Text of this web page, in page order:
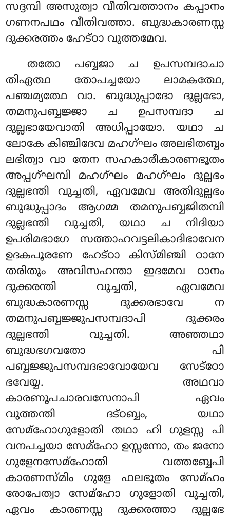
സദ്ദമ്പി അസുത്വാ വീതിവത്താനം കപ്പാനം
ഗണനപഥം വീതിവത്താ. ബുദ്ധകാരണസ്സ
ദുക്കരത്തം ഹേട്ഠാ വുത്തമേവ.
തതോ പബ്ബജാ ച ഉപസമ്പദാചാ
തിഏത്ഥ തോപച്ചയോ ലാമകത്ഥേ,
പഞ്ചമ്യത്ഥേ വാ. ബുദ്ധുപ്പാദോ ദുല്ലഭോ,
തമനുപബ്ബജ്ജാ ച ഉപസമ്പദാ ച
ദുല്ലഭായേവാതി അധിപ്പായോ. യഥാ ച
ലോകേ കിഞ്ചിദേവ മഹഗ്ഘം അലഭിതബ്ബം
ലഭിത്വാ വാ തേന സഹകാരീകാരണഭൂതം
അപ്പഗ്ഘമ്പി മഹഗ്ഘം മഹഗ്ഘം ദുല്ലഭം
ദുല്ലഭന്തി വുച്ചതി, ഏവമേവ അതിദുല്ലഭം
ബുദ്ധുപ്പാദം ആഗമ്മ തമനുപബ്ബജിതമ്പി
ദുല്ലഭന്തി വുച്ചതി, യഥാ ച നിദിയാ
ഉപരിമഭാഗേ സത്താഹവട്ടലികാദിഭാവേന
ഉദകപൂരണേ ഹേട്ഠാ കിസ്മിഞ്ചി ഠാനേ
തരിതും അവിസഹന്താ ഇദമേവ ഠാനം
ദുക്കരന്തി വുച്ചതി, ഏവമേവ
ബുദ്ധകാരണസ്സ ദുക്കരഭാവേ ന
തമനുപബ്ബജ്ജുപസമ്പദാപി ദുക്കരം
ദുല്ലഭന്തി വുച്ചതി. അഞ്ഞഥാ
ബുദ്ധഭഗവതോ പി
പബ്ബജ്ജുപസമ്പദഭാവോയേവ സേട്ഠോ
ഭവേയ്യ. അഥവാ
കാരണൂപചാരവസേനാപി ഏവം
വുത്തന്തി ദട്ഠബ്ബം, യഥാ
സേമ്ഹോഗുളോതി തഥാ ഹി ഗുളസ്സ പി
വനപച്ചയാ സേമ്ഹോ ഉസ്സന്നോ, തം ജനോ
ഗുളേനസേമ്ഹോതി വത്തബ്ബേപി
കാരണസ്മിം ഗുളേ ഫലഭൂതം സേമ്ഹം
രോപേത്വാ സേമ്ഹോ ഗുളോതി വുച്ചതി,
ഏവം കാരണസ്സ ദുക്കരത്താ ദുല്ലഭേ